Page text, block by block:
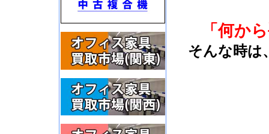
「何か
そんな時は